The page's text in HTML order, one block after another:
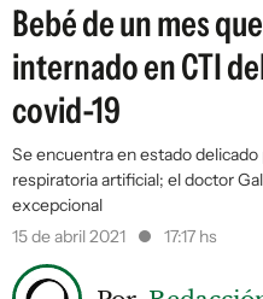
Bebé de un mes
internado en CTI
covid-19
Se encuentra en estado
respiratoria artificial; el doctor
excepcional
15 de abril 2021
17:17 hs